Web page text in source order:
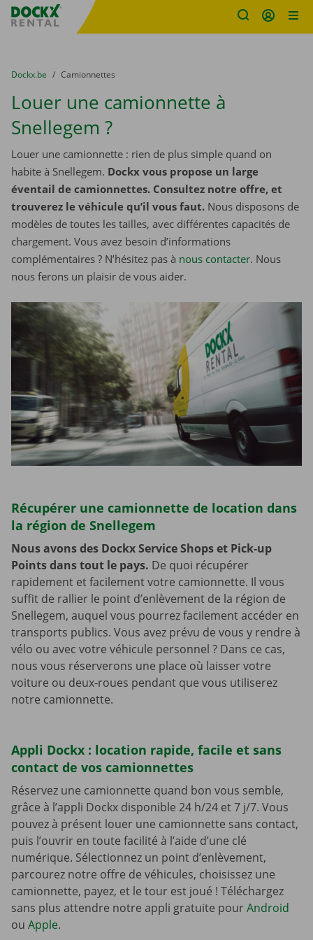
sitename
You are here:
du
Dockx.be to
Camionnettes
Louer une camionnette à
Snellegem ?
Louer une camionnette : rien de plus simple quand on
habite à Snellegem. Dockx vous propose un large
éventail de camionnettes. Consultez notre offre, et
trouverez le véhicule qu’il vous faut. Nous disposons de
modèles de toutes les tailles, avec différentes capacités de
chargement. Vous avez besoin d’informations
complémentaires ? N’hésitez pas à nous contacter. Nous
nous ferons un plaisir de vous aider.
Récupérer une camionnette de location dans
la région de Snellegem
Nous avons des Dockx Service Shops et Pick-up
Points dans tout le pays. De quoi récupérer
rapidement et facilement votre camionnette. Il vous
suffit de rallier le point d’enlèvement de la région de
Snellegem, auquel vous pourrez facilement accéder en
transports publics. Vous avez prévu de vous y rendre à
vélo ou avec votre véhicule personnel ? Dans ce cas,
nous vous réserverons une place où laisser votre
voiture ou deux-roues pendant que vous utiliserez
notre camionnette.
Appli Dockx : location rapide, facile et sans
contact de vos camionnettes
Réservez une camionnette quand bon vous semble,
grâce à l’appli Dockx disponible 24 h/24 et 7 j/7. Vous
pouvez à présent louer une camionnette sans contact,
puis l’ouvrir en toute facilité à l’aide d’une clé
numérique. Sélectionnez un point d’enlèvement,
parcourez notre offre de véhicules, choisissez une
camionnette, payez, et le tour est joué ! Téléchargez
sans plus attendre notre appli gratuite pourAndroid
ou Apple.